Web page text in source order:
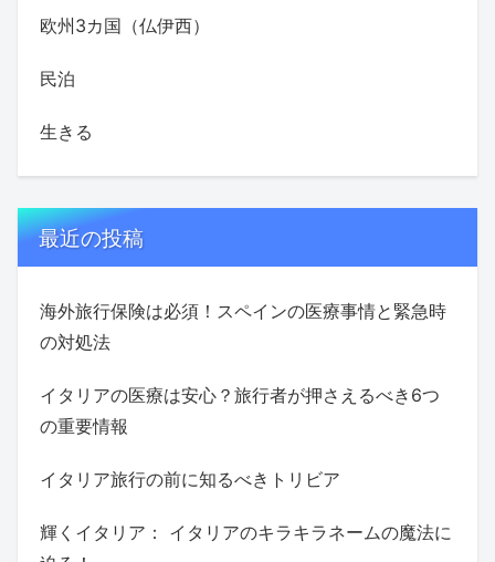
欧州3カ国（仏伊西）
民泊
生きる
最近の投稿
海外旅行保険は必須！スペインの医療事情と緊急時
の対処法
イタリアの医療は安心？旅行者が押さえるべき6つ
の重要情報
イタリア旅行の前に知るべきトリビア
輝くイタリア： イタリアのキラキラネームの魔法に